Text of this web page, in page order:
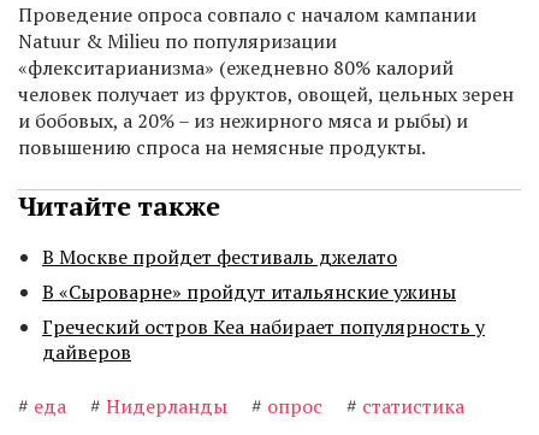
Проведение опроса совпало с началом кампании
Natuur & Milieu по популяризации
«флекситарианизма» (ежедневно 80% калорий
человек получает из фруктов, овощей, цельных зерен
и бобовых, а 20% – из нежирного мяса и рыбы) и
повышению спроса на немясные продукты.
Читайте также
В Москве пройдет фестиваль джелато
В «Сыроварне» пройдут итальянские ужины
Греческий остров Кеа набирает популярность у
дайверов
# еда # Нидерланды # опрос # статистика